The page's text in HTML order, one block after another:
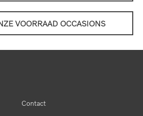
VOORRAAD OCCASIONS
Contact